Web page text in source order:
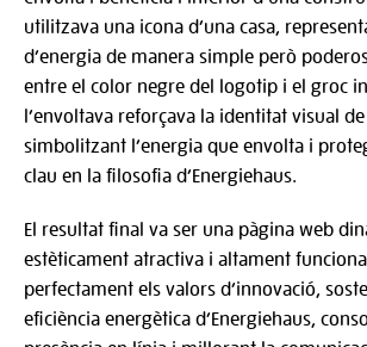
utilitzava una icona d’una casa,
d’energia de manera simple però
entre el color negre del logotip i el groc
l’envoltava reforçava la identitat visual
simbolitzant l’energia que envolta i
clau en la filosofia d’Energiehaus.
El resultat final va ser una pàgina web
estèticament atractiva i altament
perfectament els valors d’innovació,
eficiència energètica d’Energiehaus,